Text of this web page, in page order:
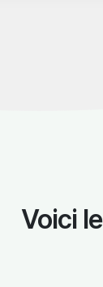
Voici